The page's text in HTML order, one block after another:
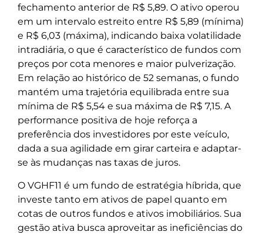
fechamento anterior de R$ 5,89. O ativo operou
em um intervalo estreito entre R$ 5,89 (mínima)
e R$ 6,03 (máxima), indicando baixa volatilidade
intradiária, o que é característico de fundos com
preços por cota menores e maior pulverização.
Em relação ao histórico de 52 semanas, o fundo
mantém uma trajetória equilibrada entre sua
mínima de R$ 5,54 e sua máxima de R$ 7,15. A
performance positiva de hoje reforça a
preferência dos investidores por este veículo,
dada a sua agilidade em girar carteira e adaptar-
se às mudanças nas taxas de juros.
O VGHF11 é um fundo de estratégia híbrida, que
investe tanto em ativos de papel quanto em
cotas de outros fundos e ativos imobiliários. Sua
gestão ativa busca aproveitar as ineficiências do